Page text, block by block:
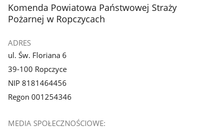
galerii.
stopka
Komenda Powiatowa Państwowej Straży
Pożarnej w Ropczycach
ADRES
ul. Św. Floriana 6
39-100 Ropczyce
NIP 8181464456
Regon 001254346
MEDIA SPOŁECZNOŚCIOWE: